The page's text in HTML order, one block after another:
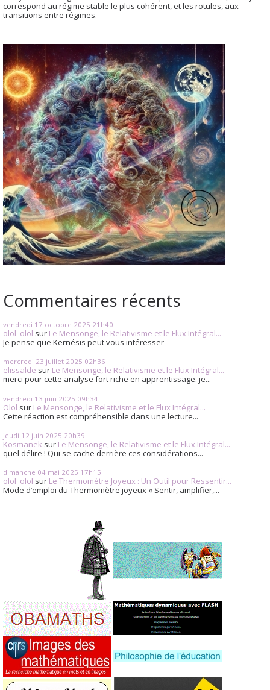
correspond au régime stable le plus cohérent, et les rotules, aux
transitions entre régimes.
Commentaires récents
vendredi 17 octobre 2025 21h40
olol_olol sur Le Mensonge, le Relativisme et le Flux Intégral...
Je pense que Kernésis peut vous intéresser
mercredi 23 juillet 2025 02h36
elissalde sur Le Mensonge, le Relativisme et le Flux Intégral...
merci pour cette analyse fort riche en apprentissage. je...
vendredi 13 juin 2025 09h34
Olol sur Le Mensonge, le Relativisme et le Flux Intégral...
Cette réaction est compréhensible dans une lecture...
jeudi 12 juin 2025 20h39
Kosmanek sur Le Mensonge, le Relativisme et le Flux Intégral...
quel délire ! Qui se cache derrière ces considérations...
dimanche 04 mai 2025 17h15
olol_olol sur Le Thermomètre Joyeux : Un Outil pour Ressentir...
Mode d’emploi du Thermomètre joyeux « Sentir, amplifier,...